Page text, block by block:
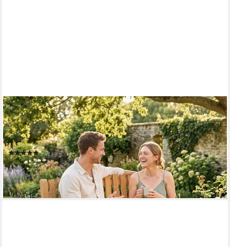
OUTSUNNY
Gartenbank Holz Sitzbank mit Lamelldesign Armlehnen,
Akazienholz bis 320kg (Balkonbank, 1-St., Holzbank), für Garten
Balkon Terrasse 112 x 64 x 92 cm Naturholz
(1)
85,99 € UVP210,90 €
-59%
lieferbar - in 2-3 Werktagen bei dir